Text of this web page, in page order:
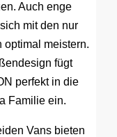
Auch enge
mit den nur
optimal meistern.
fügt
perfekt in die
Familie ein.
Vans bieten